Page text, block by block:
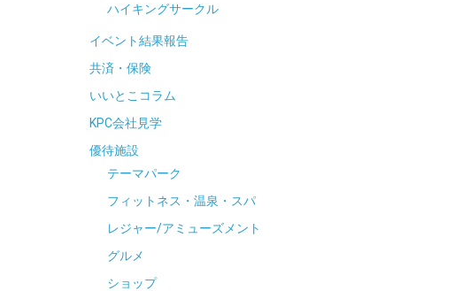
ハイキングサークル
イベント結果報告
共済・保険
いいとこコラム
KPC会社見学
優待施設
テーマパーク
フィットネス・温泉・スパ
レジャー/アミューズメント
グルメ
ショップ